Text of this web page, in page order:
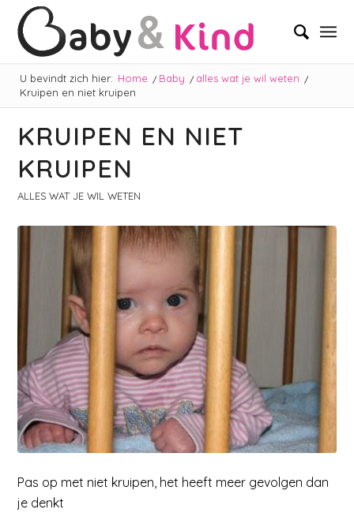
U bevindt zich hier: Home / Baby / alles wat je wil weten /
Kruipen en niet kruipen
KRUIPEN EN NIET
KRUIPEN
ALLES WAT JE WIL WETEN
Pas op met niet kruipen, het heeft meer gevolgen dan
je denkt